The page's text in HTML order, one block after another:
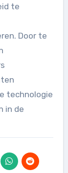
te
Door te
technologie
in de